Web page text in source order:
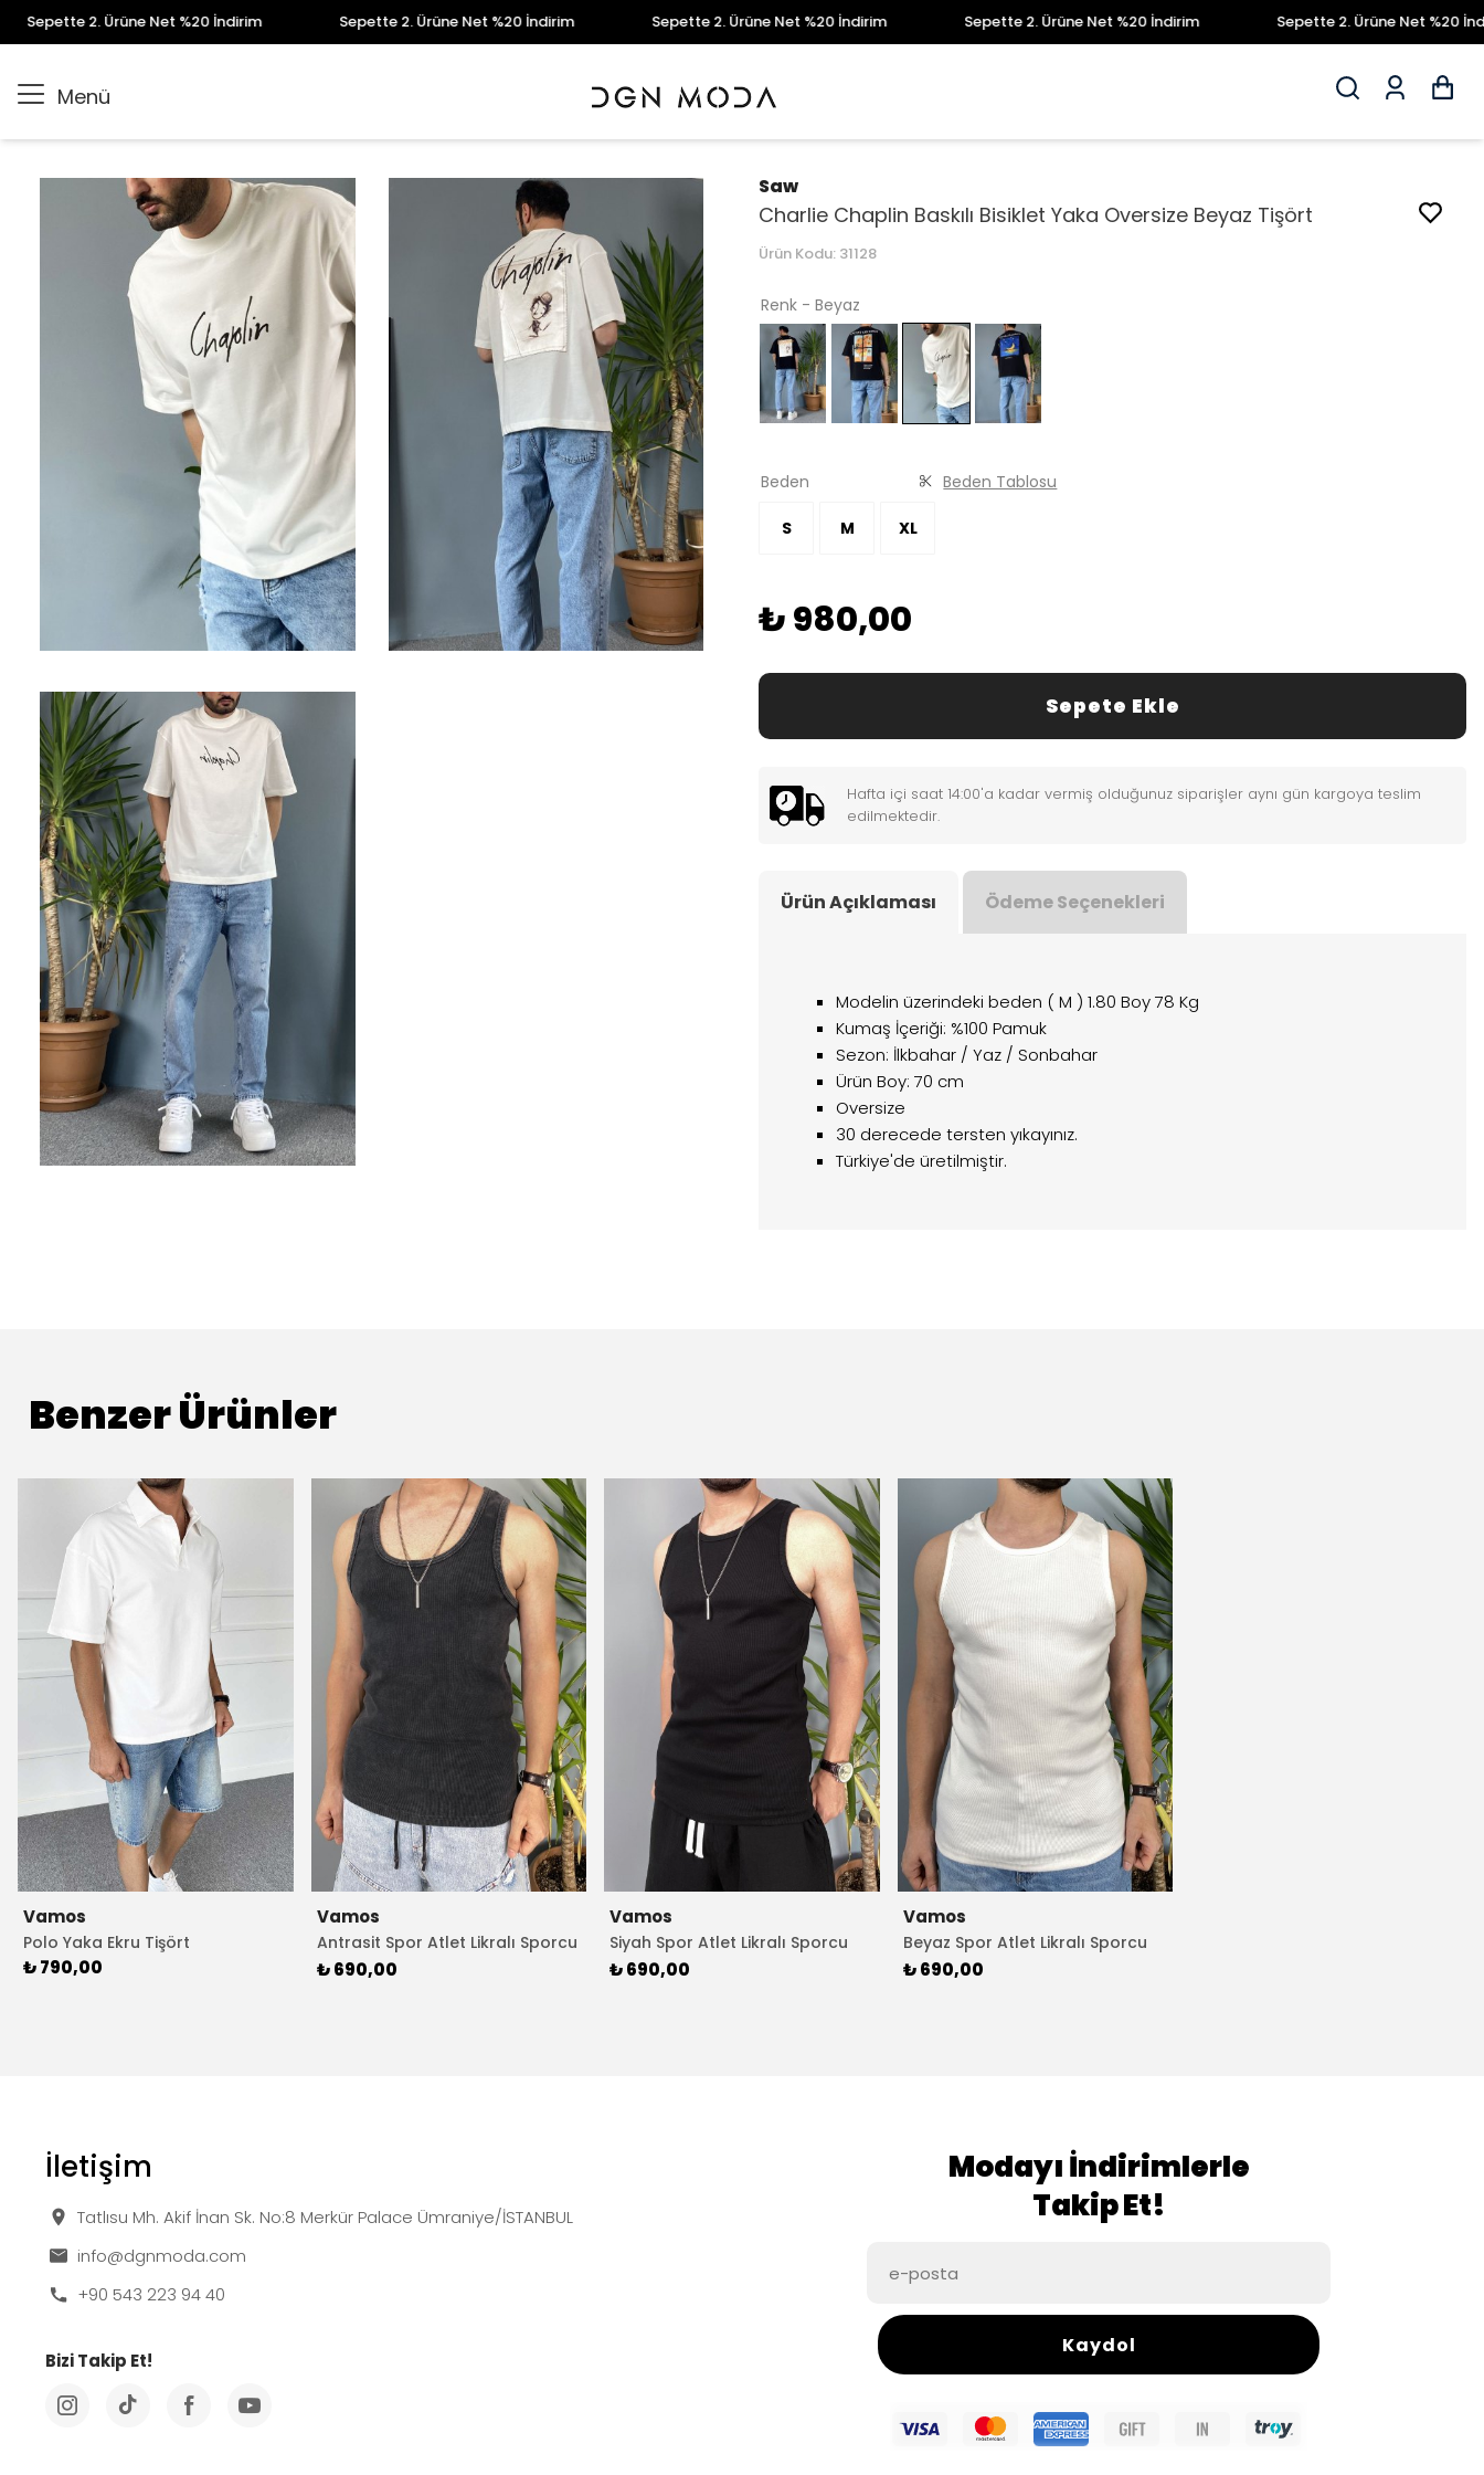
2. Ürüne Net %20 İndirim Sepette 2. Ürüne Net %20 İndirim Sepette 2. Ürüne Net %20 İndirim Sepette 2. Ürüne Net %20 İndirim Sepette 2. Ürüne Net %20 İndirim
Menü
Saw
Charlie Chaplin Baskılı Bisiklet Yaka Oversize Beyaz Tişört
Ürün Kodu: 31128
Renk - Beyaz
Beden Beden Tablosu
S M XL
₺ 980,00
Sepete Ekle
Hafta içi saat 14:00'a kadar vermiş olduğunuz siparişler aynı gün kargoya teslim
edilmektedir.
Ürün Açıklaması Ödeme Seçenekleri
Modelin üzerindeki beden ( M ) 1.80 Boy 78 Kg
Kumaş İçeriği: %100 Pamuk
Sezon: İlkbahar / Yaz / Sonbahar
Ürün Boy: 70 cm
Oversize
30 derecede tersten yıkayınız.
Türkiye'de üretilmiştir.
Benzer Ürünler
Vamos
Polo Yaka Ekru Tişört
₺ 790,00
Vamos
Antrasit Spor Atlet Likralı Sporcu
Atleti
₺ 690,00
Vamos
Siyah Spor Atlet Likralı Sporcu
Atleti
₺ 690,00
Vamos
Beyaz Spor Atlet Likralı Sporcu
Atleti
₺ 690,00
İletişim
Tatlısu Mh. Akif İnan Sk. No:8 Merkür Palace Ümraniye/İSTANBUL
info@dgnmoda.com
+90 543 223 94 40
Bizi Takip Et!
Modayı İndirimlerle
Takip Et!
Kaydol